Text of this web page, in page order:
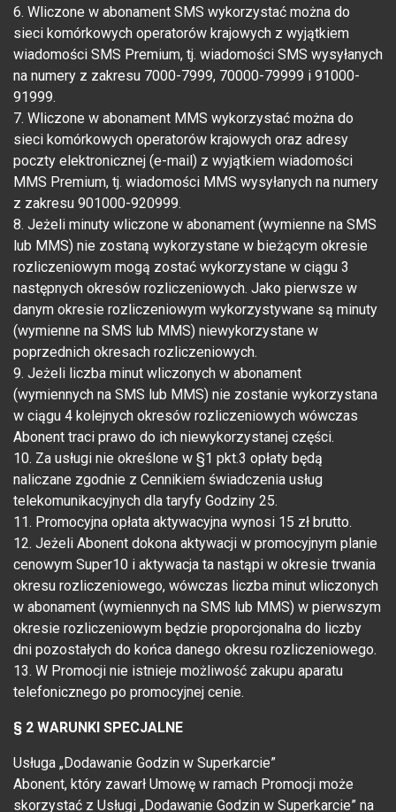
6. Wliczone w abonament SMS wykorzystać można do
sieci komórkowych operatorów krajowych z wyjątkiem
wiadomości SMS Premium, tj. wiadomości SMS wysyłanych
na numery z zakresu 7000-7999, 70000-79999 i 91000-
91999.
7. Wliczone w abonament MMS wykorzystać można do
sieci komórkowych operatorów krajowych oraz adresy
poczty elektronicznej (e-mail) z wyjątkiem wiadomości
MMS Premium, tj. wiadomości MMS wysyłanych na numery
z zakresu 901000-920999.
8. Jeżeli minuty wliczone w abonament (wymienne na SMS
lub MMS) nie zostaną wykorzystane w bieżącym okresie
rozliczeniowym mogą zostać wykorzystane w ciągu 3
następnych okresów rozliczeniowych. Jako pierwsze w
danym okresie rozliczeniowym wykorzystywane są minuty
(wymienne na SMS lub MMS) niewykorzystane w
poprzednich okresach rozliczeniowych.
9. Jeżeli liczba minut wliczonych w abonament
(wymiennych na SMS lub MMS) nie zostanie wykorzystana
w ciągu 4 kolejnych okresów rozliczeniowych wówczas
Abonent traci prawo do ich niewykorzystanej części.
10. Za usługi nie określone w §1 pkt.3 opłaty będą
naliczane zgodnie z Cennikiem świadczenia usług
telekomunikacyjnych dla taryfy Godziny 25.
11. Promocyjna opłata aktywacyjna wynosi 15 zł brutto.
12. Jeżeli Abonent dokona aktywacji w promocyjnym planie
cenowym Super10 i aktywacja ta nastąpi w okresie trwania
okresu rozliczeniowego, wówczas liczba minut wliczonych
w abonament (wymiennych na SMS lub MMS) w pierwszym
okresie rozliczeniowym będzie proporcjonalna do liczby
dni pozostałych do końca danego okresu rozliczeniowego.
13. W Promocji nie istnieje możliwość zakupu aparatu
telefonicznego po promocyjnej cenie.
§ 2 WARUNKI SPECJALNE
Usługa „Dodawanie Godzin w Superkarcie”
Abonent, który zawarł Umowę w ramach Promocji może
skorzystać z Usługi „Dodawanie Godzin w Superkarcie” na